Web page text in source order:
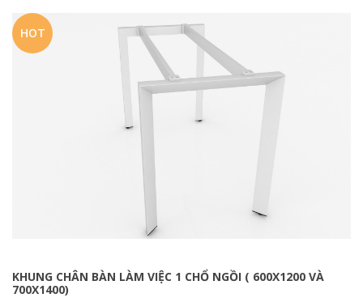
HOT
KHUNG CHÂN BÀN LÀM VIỆC 1 CHỔ NGỒI ( 600X1200 VÀ
700X1400)